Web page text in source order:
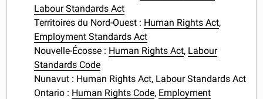
Labour Standards Act
Territoires du Nord-Ouest : Human Rights Act,
Employment Standards Act
Nouvelle-Écosse : Human Rights Act, Labour
Standards Code
Nunavut : Human Rights Act, Labour Standards Act
Ontario : Human Rights Code, Employment